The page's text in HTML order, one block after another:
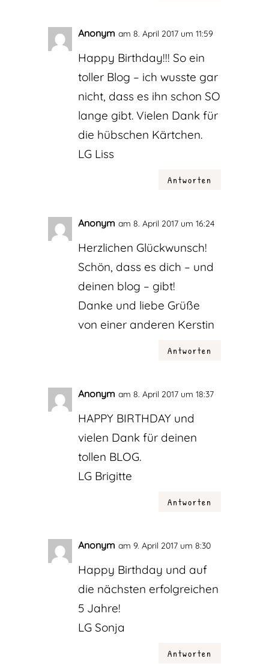
Anonym am 8. April 2017 um 11:59
Happy Birthday!!! So ein
toller Blog – ich wusste gar
nicht, dass es ihn schon SO
lange gibt. Vielen Dank für
die hübschen Kärtchen.
LG Liss
Antworten
Anonym am 8. April 2017 um 16:24
Herzlichen Glückwunsch!
Schön, dass es dich – und
deinen blog – gibt!
Danke und liebe Grüße
von einer anderen Kerstin
Antworten
Anonym am 8. April 2017 um 18:37
HAPPY BIRTHDAY und
vielen Dank für deinen
tollen BLOG.
LG Brigitte
Antworten
Anonym am 9. April 2017 um 8:30
Happy Birthday und auf
die nächsten erfolgreichen
5 Jahre!
LG Sonja
Antworten